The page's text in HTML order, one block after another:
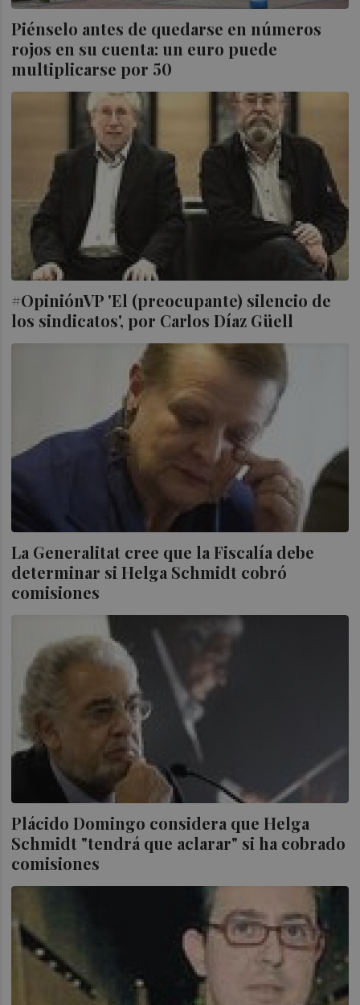
Piénselo antes de quedarse en números
rojos en su cuenta: un euro puede
multiplicarse por 50
#OpiniónVP 'El (preocupante) silencio de
los sindicatos', por Carlos Díaz Güell
La Generalitat cree que la Fiscalía debe
determinar si Helga Schmidt cobró
comisiones
Plácido Domingo considera que Helga
Schmidt "tendrá que aclarar" si ha cobrado
comisiones